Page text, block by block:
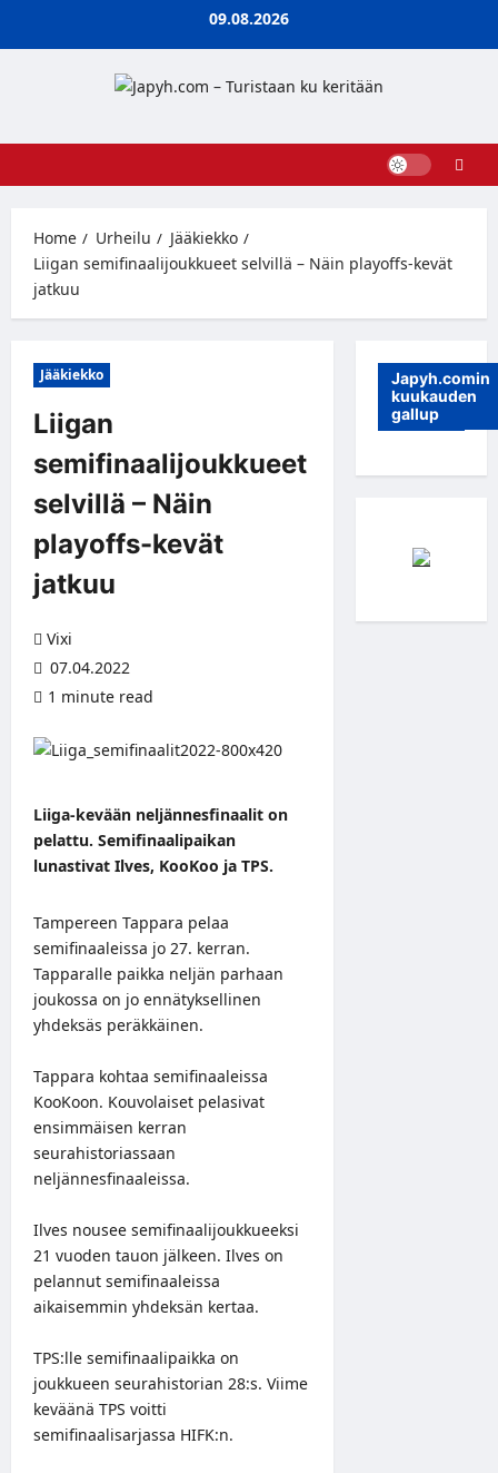
09.08.2026
Home Urheilu
Jääkiekko
Liigan semifinaalijoukkueet selvillä – Näin playoffs-kevät
jatkuu
Jääkiekko
Liigan
semifinaalijoukkueet
selvillä – Näin
playoffs-kevät
jatkuu
Vixi
07.04.2022
1 minute read
Liiga-kevään neljännesfinaalit on
pelattu. Semifinaalipaikan
lunastivat Ilves, KooKoo ja TPS.
Tampereen Tappara pelaa
semifinaaleissa jo 27. kerran.
Tapparalle paikka neljän parhaan
joukossa on jo ennätyksellinen
yhdeksäs peräkkäinen.
Tappara kohtaa semifinaaleissa
KooKoon. Kouvolaiset pelasivat
ensimmäisen kerran
seurahistoriassaan
neljännesfinaaleissa.
Ilves nousee semifinaalijoukkueeksi
21 vuoden tauon jälkeen. Ilves on
pelannut semifinaaleissa
aikaisemmin yhdeksän kertaa.
TPS:lle semifinaalipaikka on
joukkueen seurahistorian 28:s. Viime
keväänä TPS voitti
semifinaalisarjassa HIFK:n.
Japyh.comin
kuukauden
gallup